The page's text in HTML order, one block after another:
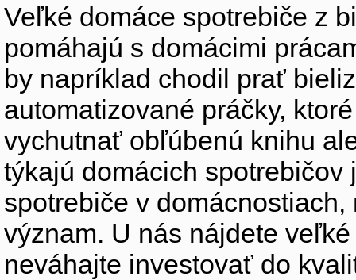
Veľké domáce spotrebiče z
pomáhajú s domácimi
by napríklad chodil prať
automatizované práčky,
vychutnať obľúbenú knihu
týkajú domácich
spotrebiče v
význam. U nás nájdete
neváhajte investovať do